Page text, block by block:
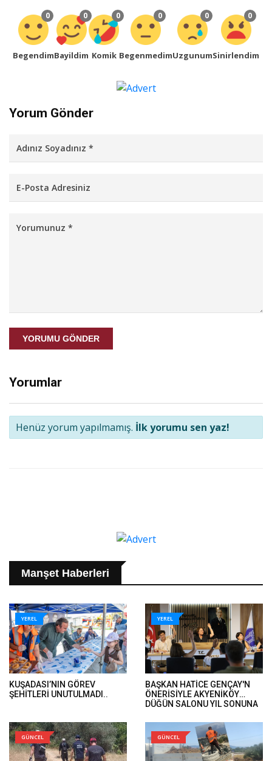
0
Begendim
0
Bayildim
0
Komik
0
Begenmedim
0
Uzgunum
0
Sinirlendim
Yorum Gönder
YORUMU GÖNDER
Yorumlar
Henüz yorum yapılmamış. İlk yorumu sen yaz!
Manşet Haberleri
YEREL
KUŞADASI’NIN GÖREV
ŞEHİTLERİ UNUTULMADI..
YEREL
BAŞKAN HATİCE GENÇAY'N
ÖNERİSİYLE AKYENİKÖY
DÜĞÜN SALONU YIL SONUNA
GÜNCEL GÜNCEL